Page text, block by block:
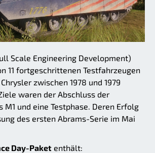
Scale Engineering Development)
11 fortgeschrittenen Testfahrzeugen
zwischen 1978 und 1979
waren der Abschluss der
M1 und eine Testphase. Deren Erfolg
des ersten Abrams-Serie im Mai
Day-Paket enthält: